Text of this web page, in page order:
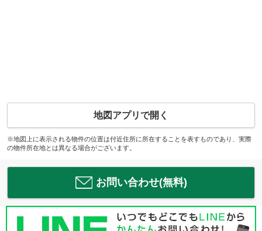
地図アプリで開く
※地図上に表示される物件の位置は付近住所に所在することを表すものであり、実際
の物件所在地とは異なる場合がございます。
お問い合わせ(無料)